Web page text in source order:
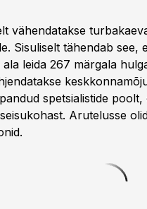
vähendatakse
Sisuliselt tähendab see,
leida 267 märgala
spetsialistide
Arutelusse